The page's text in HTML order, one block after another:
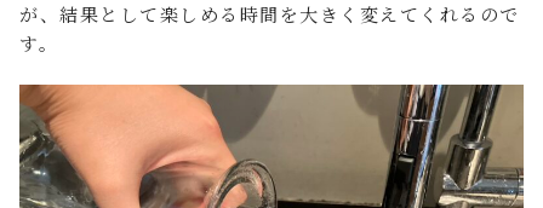
が、結果として楽しめる時間を大きく変えてくれるので
す。